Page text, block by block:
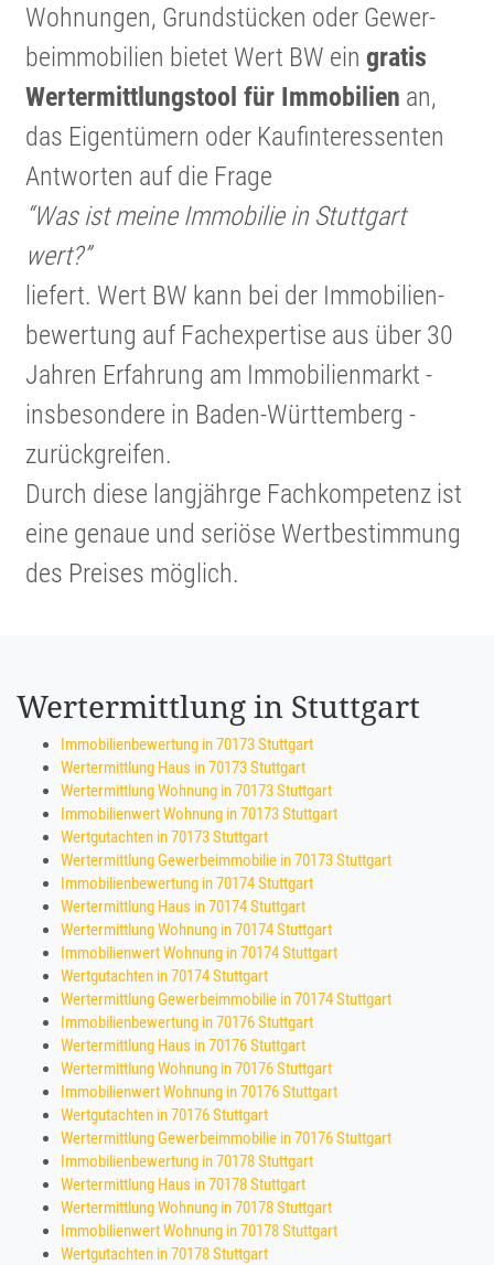
Wohnungen, Grund­stücken oder Gewer­
beim­mo­bi­lien bietet Wert BW ein gratis
Werter­mitt­lungs­tool für Immobi­lien an,
das Eigen­tü­mern oder Kaufin­ter­es­senten
Antworten auf die Frage
“Was ist meine Immobilie in Stuttgart
wert?”
liefert. Wert BW kann bei der Immobi­li­en­
be­wer­tung auf Fachex­per­tise aus über 30
Jahren Erfahrung am Immobi­li­en­markt -
insbe­son­dere in Baden-Württem­berg -
zurück­greifen.
Durch diese langjährge Fachkom­pe­tenz ist
eine genaue und seriöse Wertbe­stim­mung
des Preises möglich.
Wertermittlung in Stuttgart
Immobilienbewertung in 70173 Stuttgart
Wertermittlung Haus in 70173 Stuttgart
Wertermittlung Wohnung in 70173 Stuttgart
Immobilienwert Wohnung in 70173 Stuttgart
Wertgutachten in 70173 Stuttgart
Wertermittlung Gewerbeimmobilie in 70173 Stuttgart
Immobilienbewertung in 70174 Stuttgart
Wertermittlung Haus in 70174 Stuttgart
Wertermittlung Wohnung in 70174 Stuttgart
Immobilienwert Wohnung in 70174 Stuttgart
Wertgutachten in 70174 Stuttgart
Wertermittlung Gewerbeimmobilie in 70174 Stuttgart
Immobilienbewertung in 70176 Stuttgart
Wertermittlung Haus in 70176 Stuttgart
Wertermittlung Wohnung in 70176 Stuttgart
Immobilienwert Wohnung in 70176 Stuttgart
Wertgutachten in 70176 Stuttgart
Wertermittlung Gewerbeimmobilie in 70176 Stuttgart
Immobilienbewertung in 70178 Stuttgart
Wertermittlung Haus in 70178 Stuttgart
Wertermittlung Wohnung in 70178 Stuttgart
Immobilienwert Wohnung in 70178 Stuttgart
Wertgutachten in 70178 Stuttgart